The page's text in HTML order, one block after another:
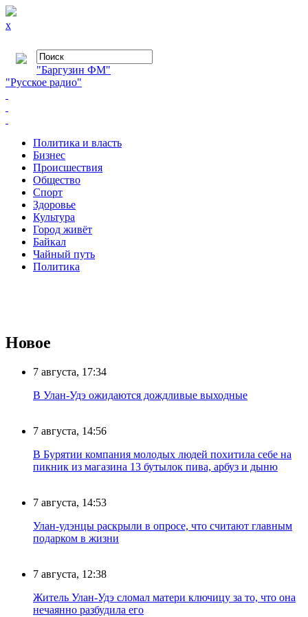
x
"Баргузин ФМ"
"Русское радио"
Политика и власть
Бизнес
Происшествия
Общество
Cпорт
Здоровье
Культура
Город живёт
Байкал
Чайный путь
Политика
Новое
7 августа, 17:34
В Улан-Удэ ожидаются дождливые выходные
7 августа, 14:56
В Бурятии компания молодых людей похитила себе на
пикник из магазина 13 бутылок пива, арбуз и дыню
7 августа, 14:53
Улан-удэнцы раскрыли в опросе, что считают главным
подарком в жизни
7 августа, 12:38
Житель Улан-Удэ сломал матери ключицу за то, что она
нечаянно разбудила его